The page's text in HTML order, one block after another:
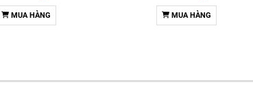
MUA HÀNG MUA HÀNG